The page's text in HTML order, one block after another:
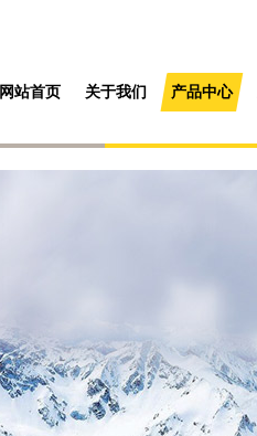
网站首页 关于我们 产品中心